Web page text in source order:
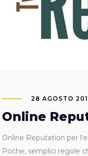
28 AGOSTO
Online
Online Reputation per
Poche, semplici regole